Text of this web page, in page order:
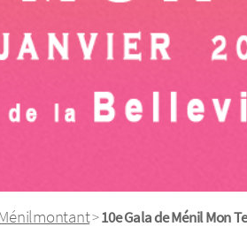
>10e Gala de Ménil Mon